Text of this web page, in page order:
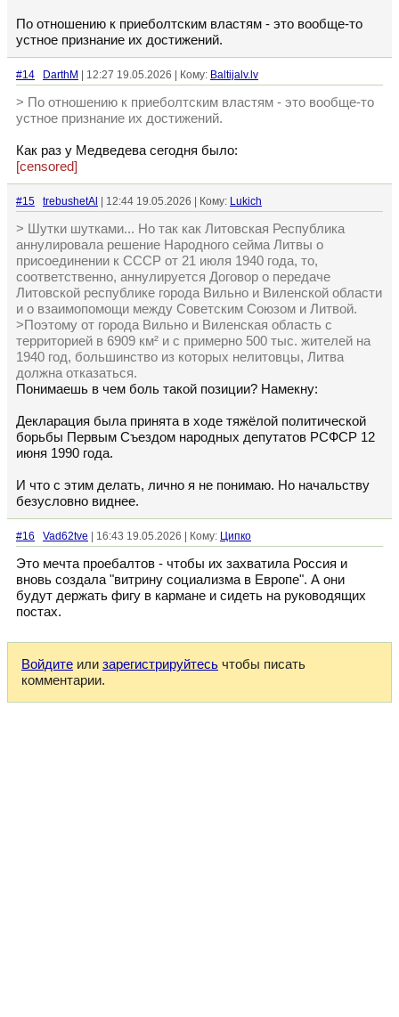
По отношению к приеболтским властям - это вообще-то
устное признание их достижений.
#14 DarthM | 12:27 19.05.2026 | Кому: Baltijalv.lv
> По отношению к приеболтским властям - это вообще-то
устное признание их достижений.
Как раз у Медведева сегодня было:
[censored]
#15 trebushetAl | 12:44 19.05.2026 | Кому: Lukich
> Шутки шутками... Но так как Литовская Республика
аннулировала решение Народного сейма Литвы о
присоединении к СССР от 21 июля 1940 года, то,
соответственно, аннулируется Договор о передаче
Литовской республике города Вильно и Виленской области
и о взаимопомощи между Советским Союзом и Литвой.
>Поэтому от города Вильно и Виленская область с
территорией в 6909 км² и с примерно 500 тыс. жителей на
1940 год, большинство из которых нелитовцы, Литва
должна отказаться.
Понимаешь в чем боль такой позиции? Намекну:
Декларация была принята в ходе тяжёлой политической
борьбы Первым Съездом народных депутатов РСФСР 12
июня 1990 года.
И что с этим делать, лично я не понимаю. Но начальству
безусловно виднее.
#16 Vad62tve | 16:43 19.05.2026 | Кому: Ципко
Это мечта проебалтов - чтобы их захватила Россия и
вновь создала "витрину социализма в Европе". А они
будут держать фигу в кармане и сидеть на руководящих
постах.
Войдите или зарегистрируйтесь чтобы писать
комментарии.